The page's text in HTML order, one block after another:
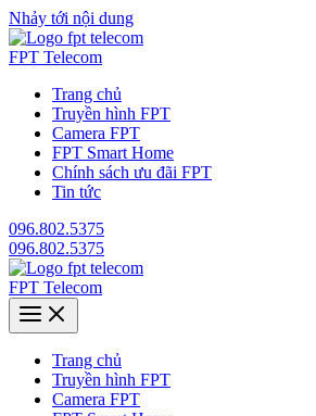
Nhảy tới nội dung
FPT Telecom
Trang chủ
Truyền hình FPT
Camera FPT
FPT Smart Home
Chính sách ưu đãi FPT
Tin tức
096.802.5375
096.802.5375
FPT Telecom
Trang chủ
Truyền hình FPT
Camera FPT